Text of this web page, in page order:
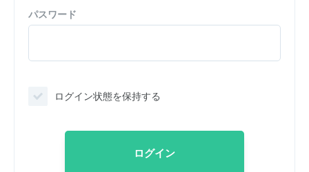
パスワード
ログイン状態を保持する
ログイン